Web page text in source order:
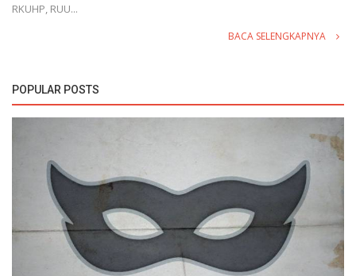
RKUHP, RUU...
BACA SELENGKAPNYA
POPULAR POSTS